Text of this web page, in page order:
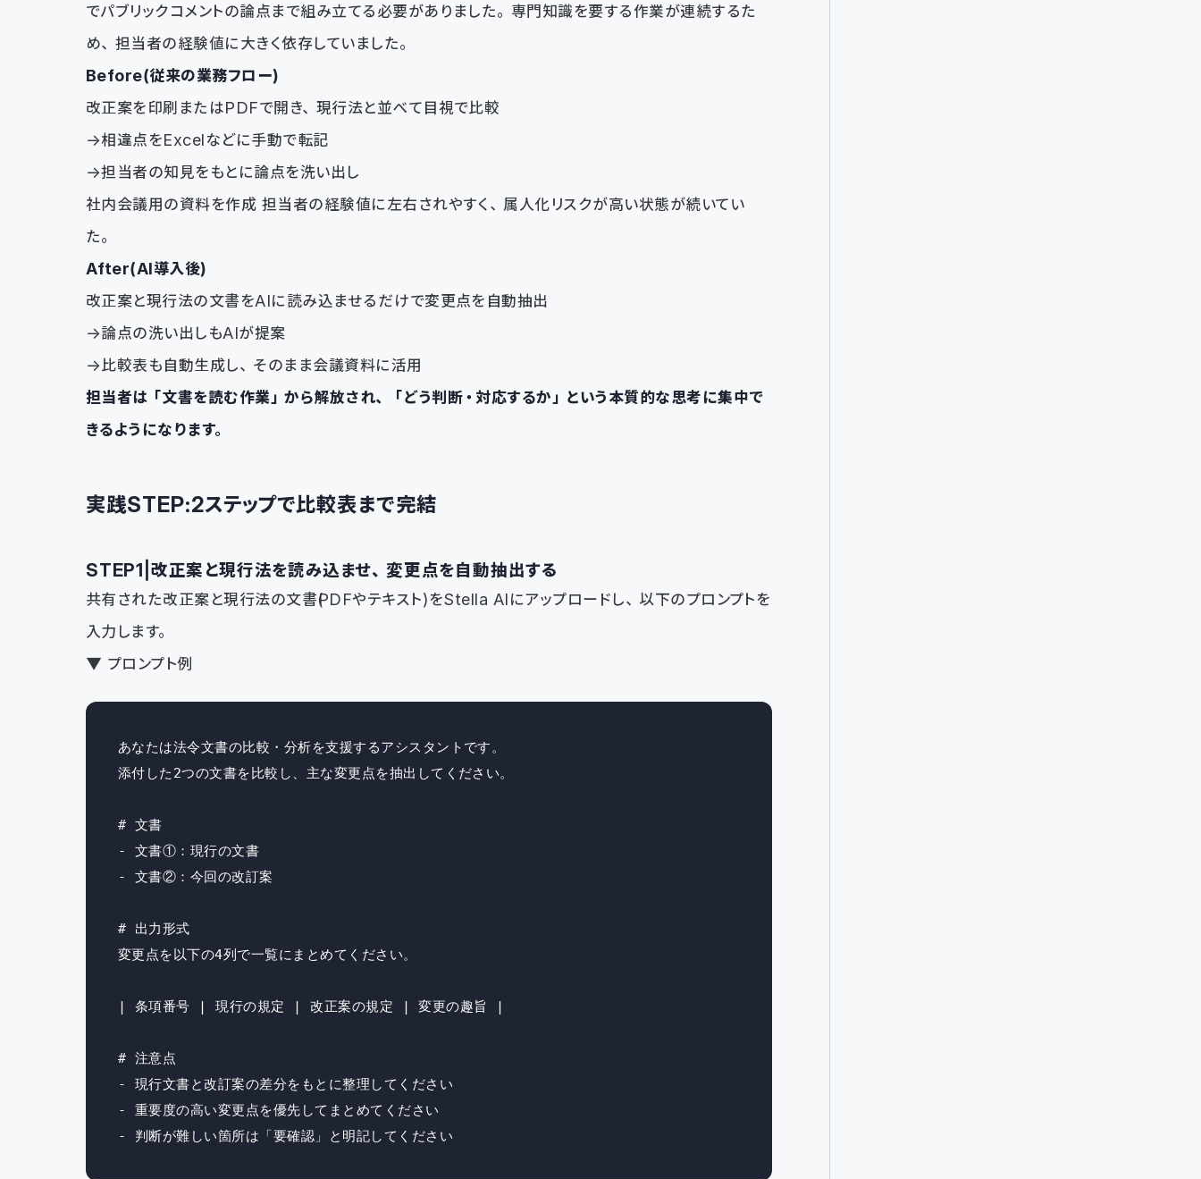
でパブリックコメントの論点まで組み立てる必要がありました。専門知識を要する作業が連続するた
め、担当者の経験値に大きく依存していました。
Before（従来の業務フロー）
改正案を印刷またはPDFで開き、現行法と並べて目視で比較
→相違点をExcelなどに手動で転記
→担当者の知見をもとに論点を洗い出し
社内会議用の資料を作成 担当者の経験値に左右されやすく、属人化リスクが高い状態が続いてい
た。
After（AI導入後）
改正案と現行法の文書をAIに読み込ませるだけで変更点を自動抽出
→論点の洗い出しもAIが提案
→比較表も自動生成し、そのまま会議資料に活用
担当者は「文書を読む作業」から解放され、「どう判断・対応するか」という本質的な思考に集中で
きるようになります。
実践STEP：2ステップで比較表まで完結
STEP1｜改正案と現行法を読み込ませ、変更点を自動抽出する
共有された改正案と現行法の文書（PDFやテキスト）をStella AIにアップロードし、以下のプロンプトを
入力します。
▼ プロンプト例
あなたは法令文書の比較・分析を支援するアシスタントです。
添付した2つの文書を比較し、主な変更点を抽出してください。
# 文書
- 文書①：現行の文書
- 文書②：今回の改訂案
# 出力形式
変更点を以下の4列で一覧にまとめてください。
| 条項番号 | 現行の規定 | 改正案の規定 | 変更の趣旨 |
# 注意点
- 現行文書と改訂案の差分をもとに整理してください
- 重要度の高い変更点を優先してまとめてください
- 判断が難しい箇所は「要確認」と明記してください